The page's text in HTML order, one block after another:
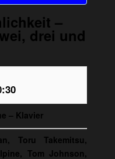
–
drei und
– Klavier
Toru Takemitsu,
Tom Johnson,